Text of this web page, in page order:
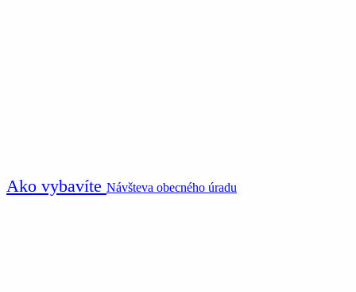
Ako vybavíte Návšteva obecného úradu